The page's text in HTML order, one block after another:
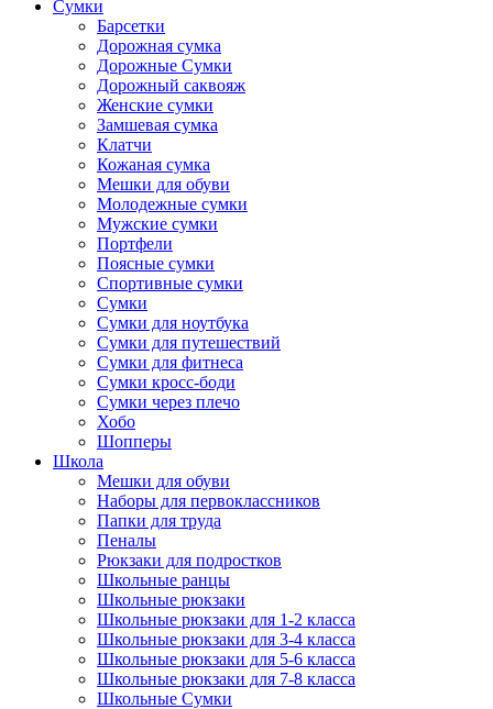
Сумки
Барсетки
Дорожная сумка
Дорожные Сумки
Дорожный саквояж
Женские сумки
Замшевая сумка
Клатчи
Кожаная сумка
Мешки для обуви
Молодежные сумки
Мужские сумки
Портфели
Поясные сумки
Спортивные сумки
Сумки
Сумки для ноутбука
Сумки для путешествий
Сумки для фитнеса
Сумки кросс-боди
Сумки через плечо
Хобо
Шопперы
Школа
Мешки для обуви
Наборы для первоклассников
Папки для труда
Пеналы
Рюкзаки для подростков
Школьные ранцы
Школьные рюкзаки
Школьные рюкзаки для 1-2 класса
Школьные рюкзаки для 3-4 класса
Школьные рюкзаки для 5-6 класса
Школьные рюкзаки для 7-8 класса
Школьные Сумки